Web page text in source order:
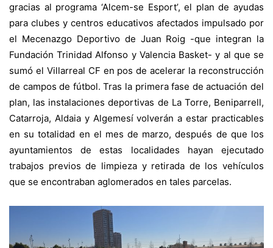
gracias al programa ‘Alcem-se Esport’, el plan de ayudas
para clubes y centros educativos afectados impulsado por
el Mecenazgo Deportivo de Juan Roig -que integran la
Fundación Trinidad Alfonso y Valencia Basket- y al que se
sumó el Villarreal CF en pos de acelerar la reconstrucción
de campos de fútbol. Tras la primera fase de actuación del
plan, las instalaciones deportivas de La Torre, Beniparrell,
Catarroja, Aldaia y Algemesí volverán a estar practicables
en su totalidad en el mes de marzo, después de que los
ayuntamientos de estas localidades hayan ejecutado
trabajos previos de limpieza y retirada de los vehículos
que se encontraban aglomerados en tales parcelas.